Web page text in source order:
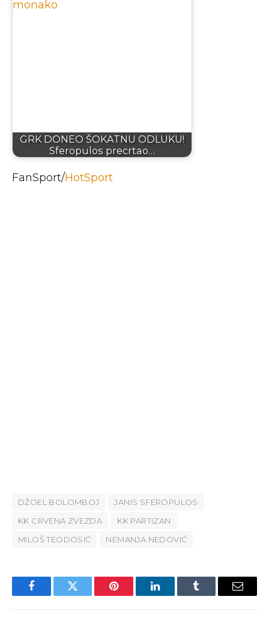
GRK DONEO ŠOKATNU ODLUKU!
Sferopulos precrtao…
FanSport/HotSport
DŽOEL BOLOMBOJ
JANIS SFEROPULOS
KK CRVENA ZVEZDA
KK PARTIZAN
MILOŠ TEODOSIĆ
NEMANJA NEDOVIĆ
FacebookTwitter Pinterest LinkedInTumblr Email